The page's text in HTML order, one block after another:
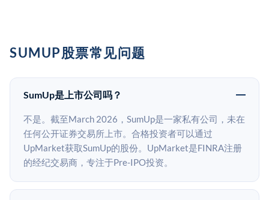
SUMUP股票常见问题
SumUp是上市公司吗？
不是。截至March 2026，SumUp是一家私有公司，未在
任何公开证券交易所上市。合格投资者可以通过
UpMarket获取SumUp的股份。UpMarket是FINRA注册
的经纪交易商，专注于Pre-IPO投资。